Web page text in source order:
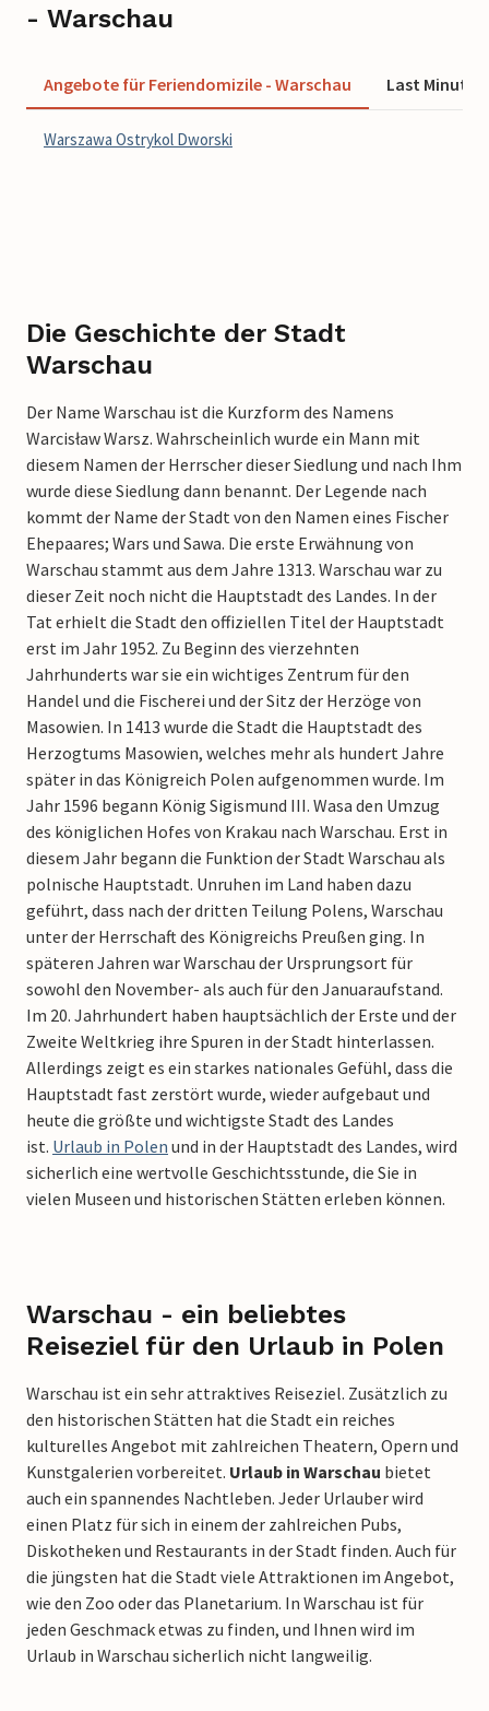
- Warschau
Angebote für Feriendomizile - Warschau Last Minute
Warszawa Ostrykol Dworski
Die Geschichte der Stadt
Warschau
Der Name Warschau ist die Kurzform des Namens
Warcisław Warsz. Wahrscheinlich wurde ein Mann mit
diesem Namen der Herrscher dieser Siedlung und nach Ihm
wurde diese Siedlung dann benannt. Der Legende nach
kommt der Name der Stadt von den Namen eines Fischer
Ehepaares; Wars und Sawa. Die erste Erwähnung von
Warschau stammt aus dem Jahre 1313. Warschau war zu
dieser Zeit noch nicht die Hauptstadt des Landes. In der
Tat erhielt die Stadt den offiziellen Titel der Hauptstadt
erst im Jahr 1952. Zu Beginn des vierzehnten
Jahrhunderts war sie ein wichtiges Zentrum für den
Handel und die Fischerei und der Sitz der Herzöge von
Masowien. In 1413 wurde die Stadt die Hauptstadt des
Herzogtums Masowien, welches mehr als hundert Jahre
später in das Königreich Polen aufgenommen wurde. Im
Jahr 1596 begann König Sigismund III. Wasa den Umzug
des königlichen Hofes von Krakau nach Warschau. Erst in
diesem Jahr begann die Funktion der Stadt Warschau als
polnische Hauptstadt. Unruhen im Land haben dazu
geführt, dass nach der dritten Teilung Polens, Warschau
unter der Herrschaft des Königreichs Preußen ging. In
späteren Jahren war Warschau der Ursprungsort für
sowohl den November- als auch für den Januaraufstand.
Im 20. Jahrhundert haben hauptsächlich der Erste und der
Zweite Weltkrieg ihre Spuren in der Stadt hinterlassen.
Allerdings zeigt es ein starkes nationales Gefühl, dass die
Hauptstadt fast zerstört wurde, wieder aufgebaut und
heute die größte und wichtigste Stadt des Landes
ist. Urlaub in Polen und in der Hauptstadt des Landes, wird
sicherlich eine wertvolle Geschichtsstunde, die Sie in
vielen Museen und historischen Stätten erleben können.
Warschau - ein beliebtes
Reiseziel für den Urlaub in Polen
Warschau ist ein sehr attraktives Reiseziel. Zusätzlich zu
den historischen Stätten hat die Stadt ein reiches
kulturelles Angebot mit zahlreichen Theatern, Opern und
Kunstgalerien vorbereitet. Urlaub in Warschau bietet
auch ein spannendes Nachtleben. Jeder Urlauber wird
einen Platz für sich in einem der zahlreichen Pubs,
Diskotheken und Restaurants in der Stadt finden. Auch für
die jüngsten hat die Stadt viele Attraktionen im Angebot,
wie den Zoo oder das Planetarium. In Warschau ist für
jeden Geschmack etwas zu finden, und Ihnen wird im
Urlaub in Warschau sicherlich nicht langweilig.